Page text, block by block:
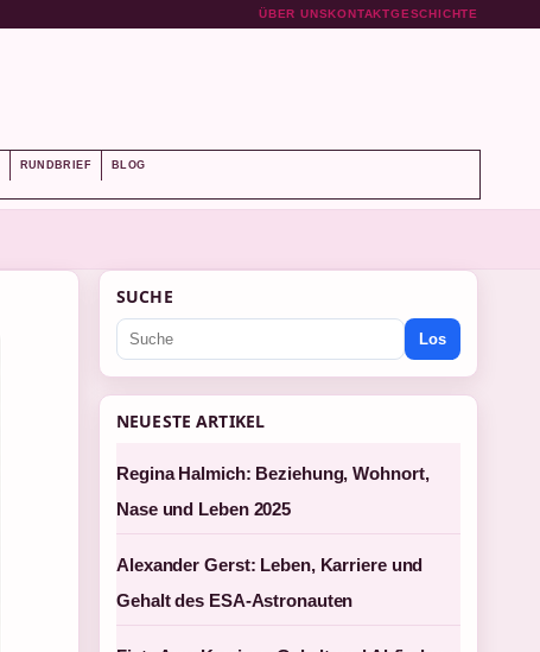
ÜBER UNSKONTAKTGESCHICHTE
RUNDBRIEF BLOG
SUCHE
Los
NEUESTE ARTIKEL
Regina Halmich: Beziehung, Wohnort,
Nase und Leben 2025
Alexander Gerst: Leben, Karriere und
Gehalt des ESA-Astronauten